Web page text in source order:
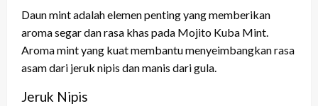
Daun mint adalah elemen penting yang memberikan
aroma segar dan rasa khas pada Mojito Kuba Mint.
Aroma mint yang kuat membantu menyeimbangkan rasa
asam dari jeruk nipis dan manis dari gula.
Jeruk Nipis